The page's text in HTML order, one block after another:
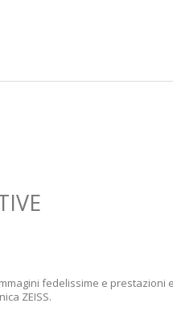
fedelissime e
ZEISS.